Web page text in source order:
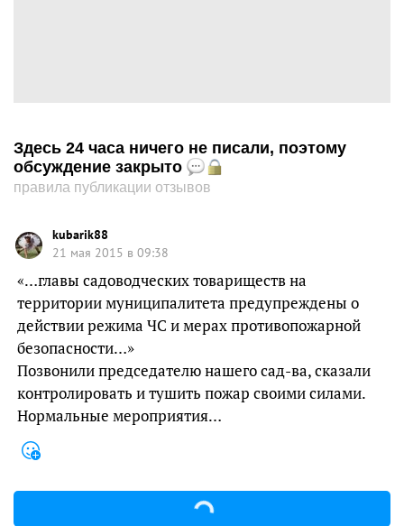
Здесь 24 часа ничего не писали, поэтому
обсуждение закрыто
правила публикации отзывов
kubarik88
21 мая 2015 в 09:38
«…главы садоводческих товариществ на
территории муниципалитета предупреждены о
действии режима ЧС и мерах противопожарной
безопасности…»
Позвонили председателю нашего сад-ва, сказали
контролировать и тушить пожар своими силами.
Нормальные мероприятия…